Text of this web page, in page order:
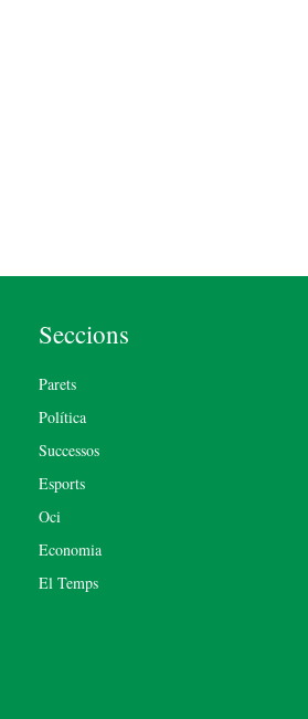
Seccions
Parets
Política
Successos
Esports
Oci
Economia
El Temps